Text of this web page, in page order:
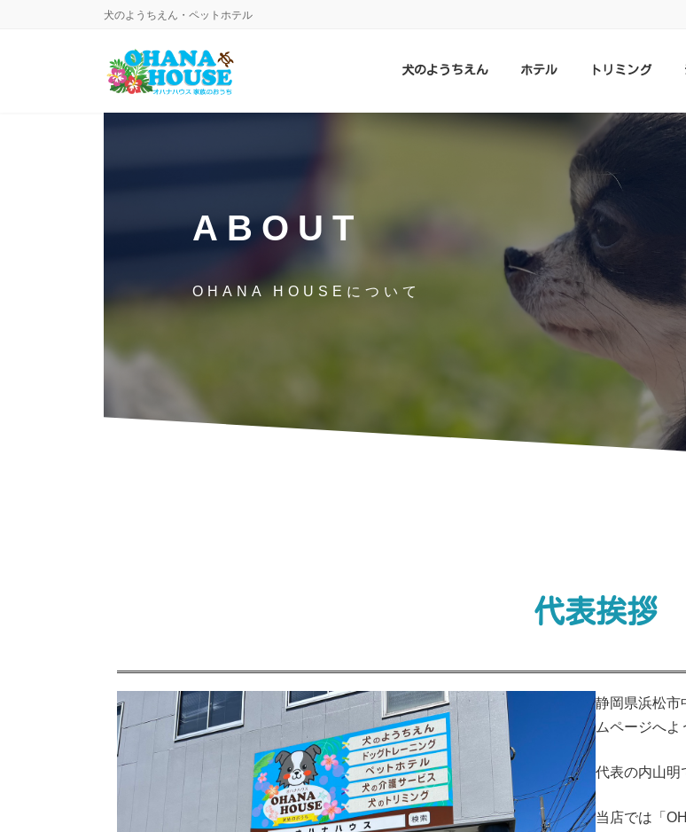
犬のようちえん・ペットホテル
犬のようちえん ホテル トリミング
ABOUT
OHANA HOUSEについて
代表挨拶
静岡県浜松市
ムページへよ
代表の内山明
当店では「